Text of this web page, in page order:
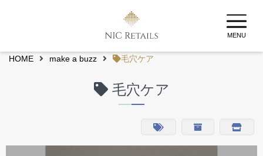
MENU
HOME make a buzz 毛穴ケア
毛穴ケア